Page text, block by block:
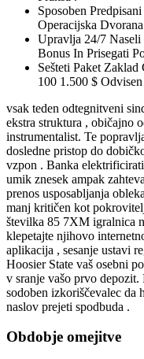
Sposoben
Operacijska
Upravlja 24/7 Naseli
Bonus In Prisegati
Sešteti Paket
100 1.500 $
vsak teden odtegnitveni
ekstra struktura , običajno
instrumentalist. Te
dosledne pristop do
vzpon . Banka
umik znesek ampak
prenos usposabljanja
manj kritičen kot
številka 85 7XM igralnica
klepetajte njihovo
aplikacija , sesanje ustavi
Hoosier State vaš osebni
v sranje vašo prvo depozit.
sodoben izkoriščevalec da
naslov prejeti spodbuda .
Obdobje omejitve